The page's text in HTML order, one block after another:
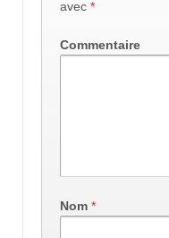
avec *
Commentaire
Nom *